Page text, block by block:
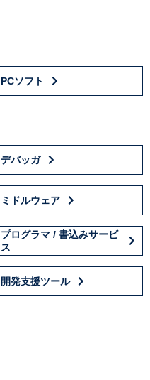
PCソフト
デバッガ
ミドルウェア
プログラマ / 書込みサービ
ス
開発支援ツール